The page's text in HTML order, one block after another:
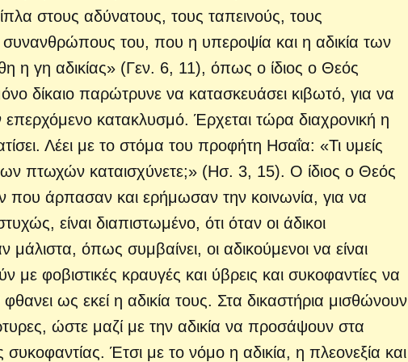
στους αδύνατους, τους ταπεινούς, τους
του, που η υπεροψία και η αδικία των
η γη αδικίας» (Γεν. 6, 11), όπως ο ίδιος ο Θεός
δίκαιο παρώτρυνε να κατασκευάσει κιβωτό, για να
επερχόμενο κατακλυσμό. Έρχεται τώρα διαχρονική η
Λέει με το στόμα του προφήτη Ησαΐα: «Τι υμείς
πτωχών καταισχύνετε;» (Ησ. 3, 15). Ο ίδιος ο Θεός
που άρπασαν και ερήμωσαν την κοινωνία, για να
είναι διαπιστωμένο, ότι όταν οι άδικοι
όπως συμβαίνει, οι αδικούμενοι να είναι
φοβιστικές κραυγές και ύβρεις και συκοφαντίες να
ως εκεί η αδικία τους. Στα δικαστήρια μισθώνουν
ώστε μαζί με την αδικία να προσάψουν στα
Έτσι με το νόμο η αδικία, η πλεονεξία και